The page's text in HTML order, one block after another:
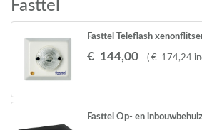
Fasttel
Fasttel Teleflash
€ 144,00 ( € 174,24
Fasttel Op- en